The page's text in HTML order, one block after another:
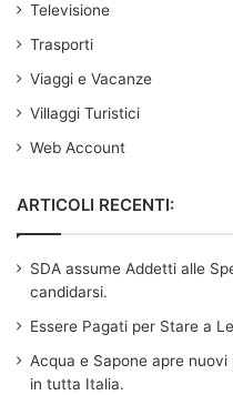
Televisione
Trasporti
Viaggi e Vacanze
Villaggi Turistici
Web Account
ARTICOLI RECENTI:
SDA assume Addetti alle
candidarsi.
Essere Pagati per Stare a
Acqua e Sapone apre
in tutta Italia.